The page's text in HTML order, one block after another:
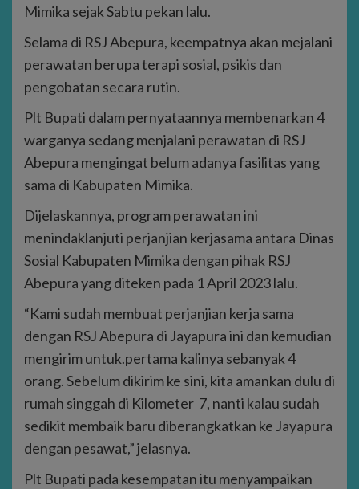
Mimika sejak Sabtu pekan lalu.
Selama di RSJ Abepura, keempatnya akan mejalani
perawatan berupa terapi sosial, psikis dan
pengobatan secara rutin.
Plt Bupati dalam pernyataannya membenarkan 4
warganya sedang menjalani perawatan di RSJ
Abepura mengingat belum adanya fasilitas yang
sama di Kabupaten Mimika.
Dijelaskannya, program perawatan ini
menindaklanjuti perjanjian kerjasama antara Dinas
Sosial Kabupaten Mimika dengan pihak RSJ
Abepura yang diteken pada 1 April 2023 lalu.
“Kami sudah membuat perjanjian kerja sama
dengan RSJ Abepura di Jayapura ini dan kemudian
mengirim untuk.pertama kalinya sebanyak 4
orang. Sebelum dikirim ke sini, kita amankan dulu di
rumah singgah di Kilometer 7, nanti kalau sudah
sedikit membaik baru diberangkatkan ke Jayapura
dengan pesawat,” jelasnya.
Plt Bupati pada kesempatan itu menyampaikan